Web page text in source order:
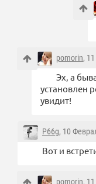
pomorin,
Эх, а
установлен
увидит!
P66g, 10
Вот и
pomorin,